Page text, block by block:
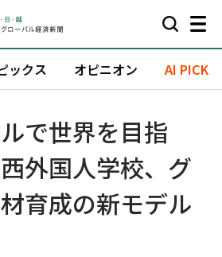
ックス オピニオン AI PICK
で世界を目指
外国人学校、グ
育成の新モデル